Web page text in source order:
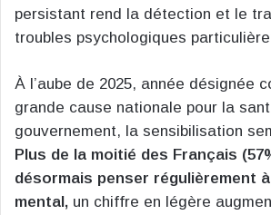
persistant rend la détection et le
troubles psychologiques
À l’aube de 2025, année désignée
grande cause nationale pour la
gouvernement, la sensibilisation
Plus de la moitié des Français
désormais penser régulièrement
mental, un chiffre en légère